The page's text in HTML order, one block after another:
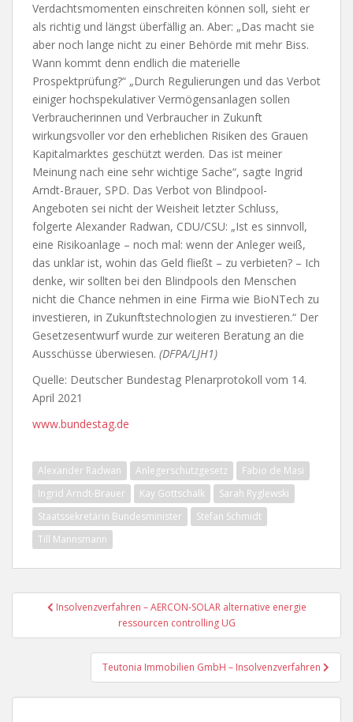
Verdachtsmomenten einschreiten können soll, sieht er
als richtig und längst überfällig an. Aber: „Das macht sie
aber noch lange nicht zu einer Behörde mit mehr Biss.
Wann kommt denn endlich die materielle
Prospektprüfung?“ „Durch Regulierungen und das Verbot
einiger hochspekulativer Vermögensanlagen sollen
Verbraucherinnen und Verbraucher in Zukunft
wirkungsvoller vor den erheblichen Risiken des Grauen
Kapitalmarktes geschützt werden. Das ist meiner
Meinung nach eine sehr wichtige Sache“, sagte Ingrid
Arndt-Brauer, SPD. Das Verbot von Blindpool-
Angeboten sei nicht der Weisheit letzter Schluss,
folgerte Alexander Radwan, CDU/CSU: „Ist es sinnvoll,
eine Risikoanlage – noch mal: wenn der Anleger weiß,
das unklar ist, wohin das Geld fließt – zu verbieten? – Ich
denke, wir sollten bei den Blindpools den Menschen
nicht die Chance nehmen in eine Firma wie BioNTech zu
investieren, in Zukunftstechnologien zu investieren.“ Der
Gesetzesentwurf wurde zur weiteren Beratung an die
Ausschüsse überwiesen. (DFPA/LJH1)
Quelle: Deutscher Bundestag Plenarprotokoll vom 14.
April 2021
www.bundestag.de
Alexander Radwan Anlegerschutzgesetz
Fabio de Masi
Ingrid Arndt-Brauer
Kay Gottschalk
Sarah Ryglewski
Staatssekretärin Bundesminister
Stefan Schmidt
Till Mannsmann
Beitragsnavigation
Insolvenzverfahren – AERCON-SOLAR alternative energie
ressourcen controlling UG
Teutonia Immobilien GmbH – Insolvenzverfahren